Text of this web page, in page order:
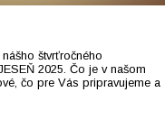
štvrťročného
2025. Čo je v našom
čo pre Vás pripravujeme a